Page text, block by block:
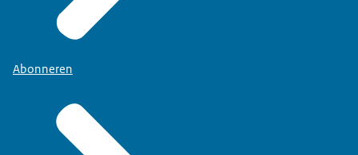
Abonneren